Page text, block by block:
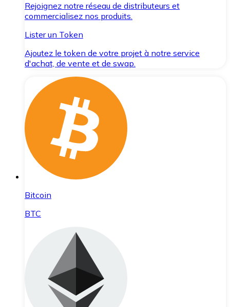
Rejoignez notre réseau de distributeurs et
commercialisez nos produits.
Lister un Token
Ajoutez le token de votre projet à notre service
d'achat, de vente et de swap.
Bitcoin
BTC